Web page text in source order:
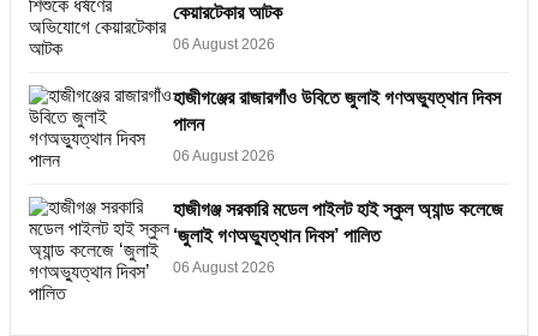
কেয়ারটেকার আটক
06 August 2026
হাজীগঞ্জের রাজারগাঁও উবিতে জুলাই গণঅভ্যুত্থান দিবস
পালন
06 August 2026
হাজীগঞ্জ সরকারি মডেল পাইলট হাই স্কুল অ্যান্ড কলেজে
‘জুলাই গণঅভ্যুত্থান দিবস’ পালিত
06 August 2026